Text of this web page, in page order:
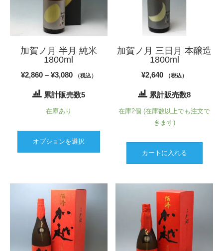
加賀ノ月 半月 純米
1800ml
¥2,860 – ¥3,080価
¥3,080
（税込）
累計販売数5
在庫あり
オプションを選択
こ
商
加賀ノ月 三日月 本醸造
1800ml
¥2,640 （税込）
累計販売数8
在庫2個 (在庫数以上でも注文で
きます)
カートに入れる